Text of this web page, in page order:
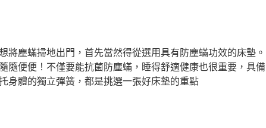
將塵蟎掃地出門，首先當然得從選用具有防塵蟎功效的床墊。
隨便便！不僅要能抗菌防塵蟎，睡得舒適健康也很重要，具備
身體的獨立彈簧，都是挑選一張好床墊的重點